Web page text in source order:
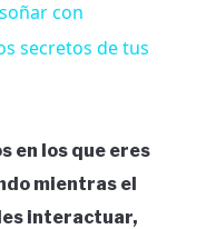
con
secretos de tus
en los que eres
mientras el
interactuar,